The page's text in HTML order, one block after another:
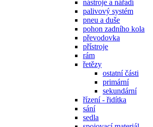
nástroje a nářadí
palivový systém
pneu a duše
pohon zadního kola
převodovka
přístroje
rám
řetězy
ostatní části
primární
sekundární
řízení - řidítka
sání
sedla